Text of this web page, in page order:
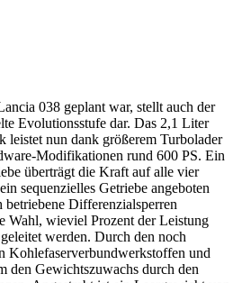
038 geplant war, stellt auch der
Evolutionsstufe dar. Das 2,1 Liter
leistet nun dank größerem Turbolader
Modifikationen rund 600 PS. Ein
überträgt die Kraft auf alle vier
sequenzielles Getriebe angeboten
Differenzialsperren
Wahl, wieviel Prozent der Leistung
werden. Durch den noch
Kohlefaserverbundwerkstoffen und
den Gewichtszuwachs durch den